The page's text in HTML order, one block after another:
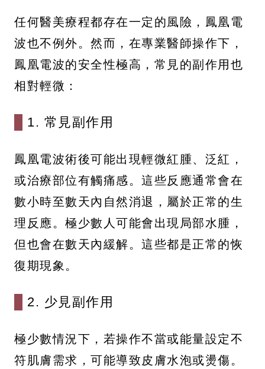
任何醫美療程都存在一定的風險，鳳凰電
波也不例外。然而，在專業醫師操作下，
鳳凰電波的安全性極高，常見的副作用也
相對輕微：
1. 常見副作用
鳳凰電波術後可能出現輕微紅腫、泛紅，
或治療部位有觸痛感。這些反應通常會在
數小時至數天內自然消退，屬於正常的生
理反應。極少數人可能會出現局部水腫，
但也會在數天內緩解。這些都是正常的恢
復期現象。
2. 少見副作用
極少數情況下，若操作不當或能量設定不
符肌膚需求，可能導致皮膚水泡或燙傷。